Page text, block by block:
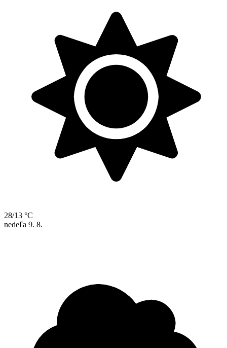
28/13 °C
nedeľa 9. 8.